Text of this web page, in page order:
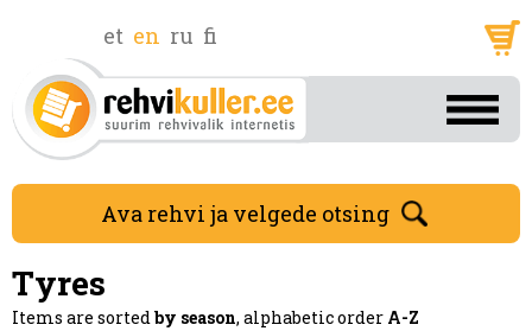
et en ru fi
Ava rehvi ja velgede otsing
Tyres
Items are sortedby season, alphabetic order A-Z